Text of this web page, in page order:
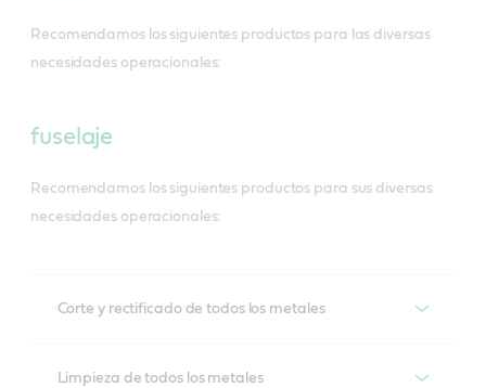
Recomendamos los siguientes productos para las diversas
necesidades operacionales:
fuselaje
Recomendamos los siguientes productos para sus diversas
necesidades operacionales:
Corte y rectificado de todos los metales
Limpieza de todos los metales